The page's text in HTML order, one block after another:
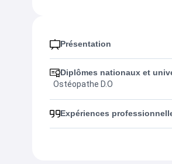
Présentation
Diplômes nationaux et
Ostéopathe D.O
Expériences